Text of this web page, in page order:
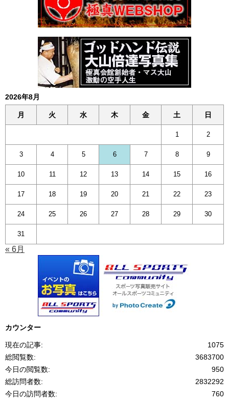
2026年8月
月 火 水 木 金 土 日
1 2
3 4 5 6 7 8 9
10 11 12 13 14 15 16
17 18 19 20 21 22 23
24 25 26 27 28 29 30
31
« 6月
カウンター
1075
現在の記事:
3683700
総閲覧数:
950
今日の閲覧数:
2832292
総訪問者数:
760
今日の訪問者数: